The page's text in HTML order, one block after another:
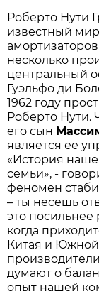
Роберто Нути
известный
несколько
центральный
Гуэльфо ди
1962 году
Роберто
его сын
является ее
«История
семьи», -
феномен
– ты несешь
это посильнее
когда
Китая и
думают о
опыт нашей